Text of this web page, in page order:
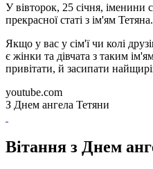
У вівторок, 25 січня, іменини
прекрасної статі з ім'ям Тетяна.
Якщо у вас у сім'ї чи колі
є жінки та дівчата з таким
привітати, й засипати
youtube.com
З Днем ангела Тетяни
Вітання з Днем